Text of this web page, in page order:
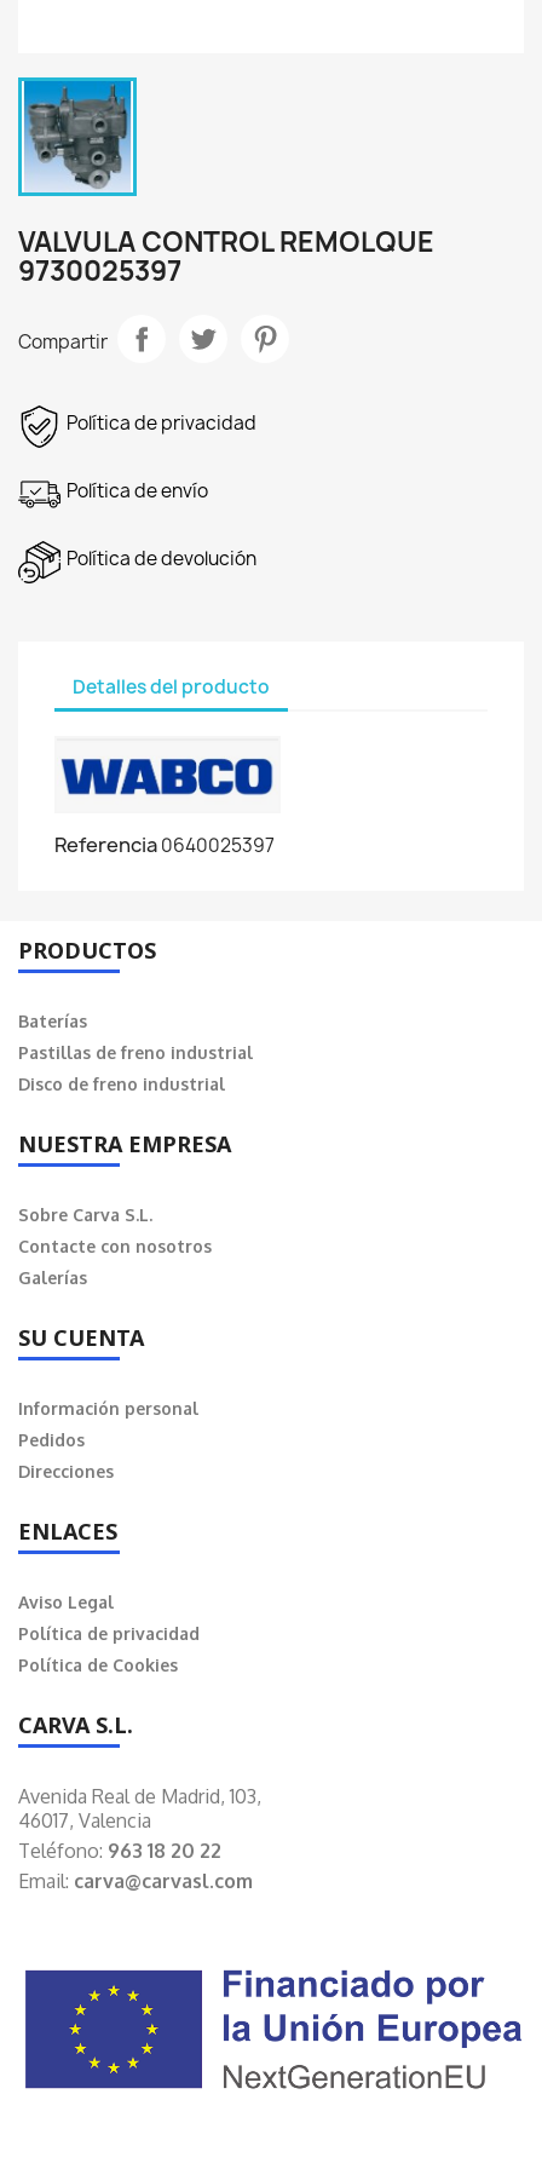
VALVULA CONTROL REMOLQUE
9730025397
Compartir
Política de privacidad
Política de envío
Política de devolución
Detalles del producto
Referencia0640025397
PRODUCTOS
Baterías
Pastillas de freno industrial
Disco de freno industrial
NUESTRA EMPRESA
Sobre Carva S.L.
Contacte con nosotros
Galerías
SU CUENTA
Información personal
Pedidos
Direcciones
ENLACES
Aviso Legal
Política de privacidad
Política de Cookies
CARVA S.L.
Avenida Real de Madrid, 103,
46017, Valencia
Teléfono: 963 18 20 22
Email: carva@carvasl.com